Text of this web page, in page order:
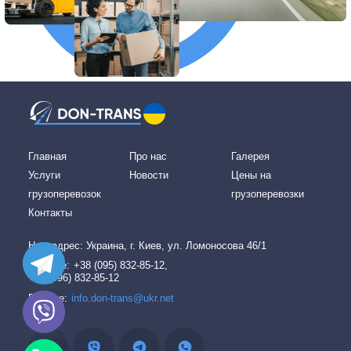
Главная Про нас
Галерея
Услуги
грузоперевозок
Новости
Цены на
грузоперевозки
Контакты
Наш адреc: Украина, г. Киев, ул. Ломоносова 46/1
Звоните: +38 (095) 832-85-12,
+38 (096) 832-85-12
Пишите: info.don-trans@ukr.net